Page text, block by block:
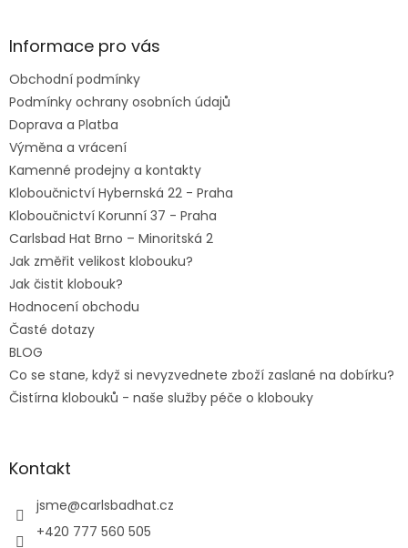
aInformace pro vás
Obchodní podmínky
Podmínky ochrany osobních údajů
Doprava a Platba
Výměna a vrácení
Kamenné prodejny a kontakty
Kloboučnictví Hybernská 22 - Praha
Kloboučnictví Korunní 37 - Praha
Carlsbad Hat Brno – Minoritská 2
Jak změřit velikost klobouku?
Jak čistit klobouk?
Hodnocení obchodu
Časté dotazy
BLOG
Co se stane, když si nevyzvednete zboží zaslané na dobírku?
Čistírna klobouků - naše služby péče o klobouky
Kontakt
jsme@carlsbadhat.cz
+420 777 560 505